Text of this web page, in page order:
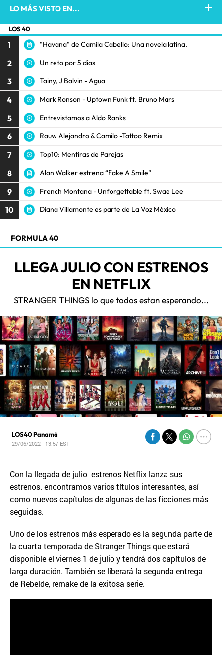
LO MÁS VISTO EN...
LOS 40
1 "Havana" de Camila Cabello: Una novela latina.
2 Un reto por 5 días
3 Tainy, J Balvin - Agua
4 Mark Ronson - Uptown Funk ft. Bruno Mars
5 Entrevistamos a Aldo Ranks
6 Rauw Alejandro & Camilo -Tattoo Remix
7 Top10: Mentiras de Parejas
8 Alan Walker estrena “Fake A Smile”
9 French Montana - Unforgettable ft. Swae Lee
10 Diana Villamonte es parte de La Voz México
FORMULA 40
LLEGA JULIO CON ESTRENOS
EN NETFLIX
STRANGER THINGS lo que todos estan esperando...
LOS40 Panamá
29/06/2022 - 13:57 EST
Con la llegada de julio estrenos Netflix lanza sus
estrenos. encontramos varios títulos interesantes, así
como nuevos capítulos de algunas de las ficciones más
seguidas.
Uno de los estrenos más esperado es la segunda parte de
la cuarta temporada de Stranger Things que estará
disponible el viernes 1 de julio y tendrá dos capítulos de
larga duración. También se liberará la segunda entrega
de Rebelde, remake de la exitosa serie.